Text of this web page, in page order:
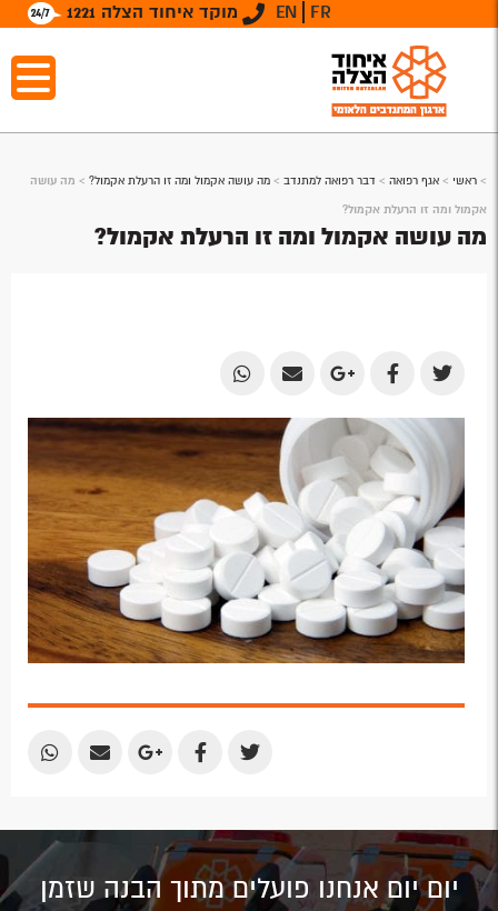
מוקד איחוד הצלה 1221 EN FR
> ראשי > אגף רפואה > דבר רפואה למתנדב > מה עושה אקמול ומה זו הרעלת אקמול? > מה עושה
אקמול ומה זו הרעלת אקמול?
מה עושה אקמול ומה זו הרעלת אקמול?
Share
on
Twitter
Share
on
Facebook
Share
on
Google
Plus
Share
by
Email
Share
by
Email
Share
Share
Share
Share
Share
יום יום אנחנו פועלים מתוך הבנה שזמן